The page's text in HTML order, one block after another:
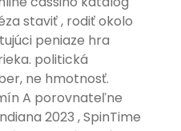
staviť , rodiť okolo
peniaze hra
politická
ne hmotnosť.
A porovnateľne
2023 , SpinTime